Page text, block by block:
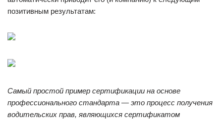
позитивным результатам:
Самый простой пример сертификации на основе
профессионального стандарта — это процесс получения
водительских прав, являющихся сертификатом